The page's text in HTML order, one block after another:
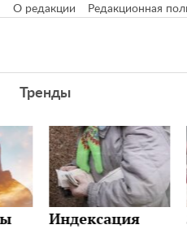
О редакции Редакционная
Тренды
Запеченный